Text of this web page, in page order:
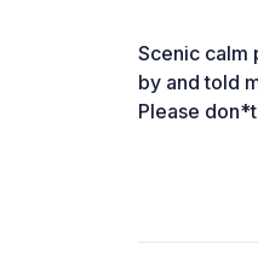
Scenic calm
by and told
Please